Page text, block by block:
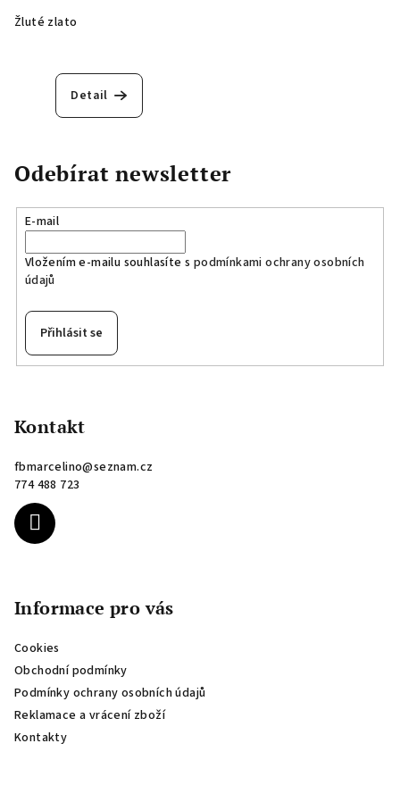
Žluté zlato
Detail
Odebírat newsletter
E-mail
Vložením e-mailu souhlasíte s podmínkami ochrany osobních
údajů
Přihlásit se
Kontakt
fbmarcelino@seznam.cz
774 488 723
Informace pro vás
Cookies
Obchodní podmínky
Podmínky ochrany osobních údajů
Reklamace a vrácení zboží
Kontakty